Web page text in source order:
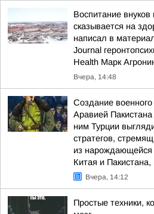
Воспитание
сказывается на
написал в
Journal
Health Марк
Вчера, 14:48
Создание
Аравией
ним Турции
стратегов,
из нарождающейся
Китая и Пакистана,
Вчера, 14:12
Простые техники,